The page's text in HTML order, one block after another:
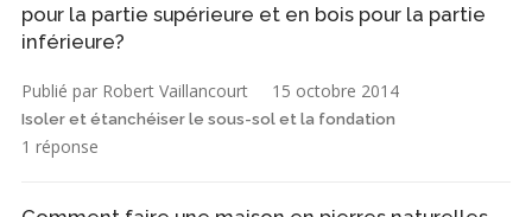
pour la partie supérieure et en bois pour la partie
inférieure?
Publié par Robert Vaillancourt 15 octobre 2014
Isoler et étanchéiser le sous-sol et la fondation
1 réponse